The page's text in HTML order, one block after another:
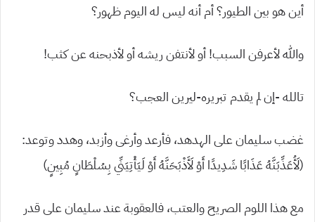
أين هو بين الطيور؟ أم أنه ليس له اليوم ظهور؟
والله لأعرفن السبب! أو لأنتفن ريشه أو لأذبحنه عن كثب!
تالله -إن لم يقدم تبريره-ليرين العجب؟
غضب سليمان على الهدهد، فأرعد وأرغى وأزبد، وهدد وتوعد:
(لَأُعَذِّبَنَّهُ عَذَابًا شَدِيدًا أَوْ لَأَذْبَحَنَّهُ أَوْ لَيَأْتِيَنِّي بِسُلْطَانٍ مُبِينٍ)
مع هذا اللوم الصريح والعتب، فالعقوبة عند سليمان على قدر